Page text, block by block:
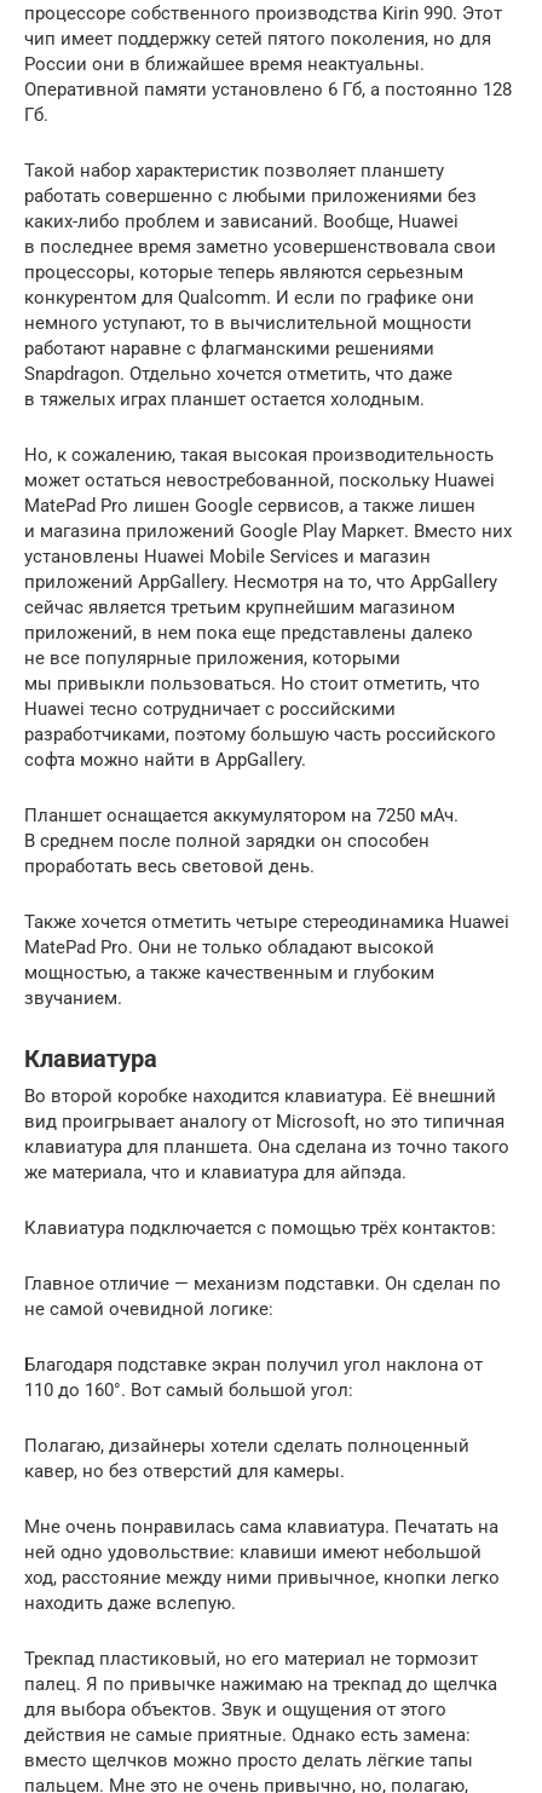
процессоре собственного производства Kirin 990. Этот
чип имеет поддержку сетей пятого поколения, но для
России они в ближайшее время неактуальны.
Оперативной памяти установлено 6 Гб, а постоянно 128
Гб.
Такой набор характеристик позволяет планшету
работать совершенно с любыми приложениями без
каких-либо проблем и зависаний. Вообще, Huawei
в последнее время заметно усовершенствовала свои
процессоры, которые теперь являются серьезным
конкурентом для Qualcomm. И если по графике они
немного уступают, то в вычислительной мощности
работают наравне с флагманскими решениями
Snapdragon. Отдельно хочется отметить, что даже
в тяжелых играх планшет остается холодным.
Но, к сожалению, такая высокая производительность
может остаться невостребованной, поскольку Huawei
MatePad Pro лишен Google сервисов, а также лишен
и магазина приложений Google Play Маркет. Вместо них
установлены Huawei Mobile Services и магазин
приложений AppGallery. Несмотря на то, что AppGallery
сейчас является третьим крупнейшим магазином
приложений, в нем пока еще представлены далеко
не все популярные приложения, которыми
мы привыкли пользоваться. Но стоит отметить, что
Huawei тесно сотрудничает с российскими
разработчиками, поэтому большую часть российского
софта можно найти в AppGallery.
Планшет оснащается аккумулятором на 7250 мАч.
В среднем после полной зарядки он способен
проработать весь световой день.
Также хочется отметить четыре стереодинамика Huawei
MatePad Pro. Они не только обладают высокой
мощностью, а также качественным и глубоким
звучанием.
Клавиатура
Во второй коробке находится клавиатура. Её внешний
вид проигрывает аналогу от Microsoft, но это типичная
клавиатура для планшета. Она сделана из точно такого
же материала, что и клавиатура для айпэда.
Клавиатура подключается с помощью трёх контактов:
Главное отличие — механизм подставки. Он сделан по
не самой очевидной логике:
Благодаря подставке экран получил угол наклона от
110 до 160°. Вот самый большой угол:
Полагаю, дизайнеры хотели сделать полноценный
кавер, но без отверстий для камеры.
Мне очень понравилась сама клавиатура. Печатать на
ней одно удовольствие: клавиши имеют небольшой
ход, расстояние между ними привычное, кнопки легко
находить даже вслепую.
Трекпад пластиковый, но его материал не тормозит
палец. Я по привычке нажимаю на трекпад до щелчка
для выбора объектов. Звук и ощущения от этого
действия не самые приятные. Однако есть замена:
вместо щелчков можно просто делать лёгкие тапы
пальцем. Мне это не очень привычно, но, полагаю,